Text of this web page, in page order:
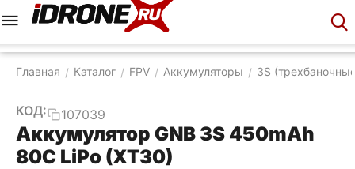
Главная / Каталог / FPV / Аккумуляторы / 3S
КОД: 107039
Аккумулятор GNB 3S 450mAh
80C LiPo (XT30)
Корзина